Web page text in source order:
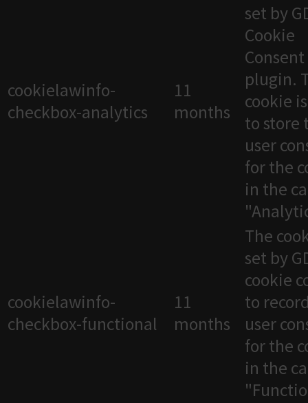
cookielawinfo-
checkbox-analytics
11
months
set by
Cookie
Consent
plugin.
cookie
to store
user
for the
in the
cookielawinfo-
checkbox-functional
11
months
The
set by
cookie
to
user
for the
in the